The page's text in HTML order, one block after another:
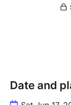
Date and